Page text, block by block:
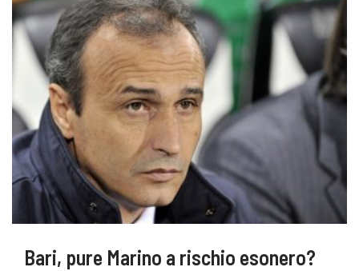
Bari, pure Marino a rischio esonero?